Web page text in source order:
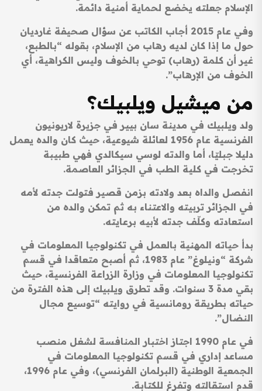
الإسلام جعلته يخضع لحماية أمنية دائمة.
وفي عام 2015 أجاب الكاتب عن سؤال صحيفة غارديان
حول ما إذا كان لديه رهاب من الإسلام، بقوله “بالطبع،
غير أن كلمة (رهاب) توحي بالخوف وليس الكراهية، أي
الخوف من الإرهاب”.
من ميشيل ويلبيك؟
ولد ويلبيك في مدينة سان بيير في جزيرة لاريونيون
الفرنسية عام 1956 لعائلة شيوعية، حيث كان والده يعمل
دليلا جبليّا، أما والدته لوسي سيكالدي فهي طبيبة
تخرجت في كلية الطب في الجزائر العاصمة.
انفصل والداه بعد ولادته بزمن قصير فتولت جدته لأمه
في الجزائر تربيته والاعتناء به ثم تمكن والده من
استعادته وكلّف جدته لأبيه برعايته.
بدأ حياته المهنية بالعمل في تكنولوجيا المعلومات في
شركة “ونيلوغ” عام 1983، ثم أصبح متعاقدا في قسم
تكنولوجيا المعلومات في وزارة الزراعة الفرنسية، حيث
بقي مدة 3 سنوات. وقد تطرق ويلبيك إلى هذه الفترة من
حياته بطريقة رومانسية في روايته “توسيع مجال
النضال”.
في عام 1990 اجتاز اختبار المنافسة لشغل منصب
مساعد إداري في قسم تكنولوجيا المعلومات في
الجمعية الوطنية (البرلمان الفرنسي)، وفي عام 1996،
قدم استقالته وتفرغ للكتابة.